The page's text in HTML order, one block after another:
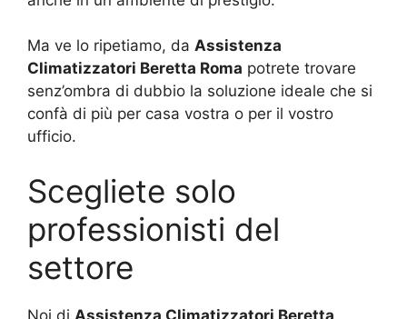
Ma ve lo ripetiamo, da Assistenza
Climatizzatori Beretta Roma potrete trovare
senz’ombra di dubbio la soluzione ideale che si
confà di più per casa vostra o per il vostro
ufficio.
Scegliete solo
professionisti del
settore
Noi di Assistenza Climatizzatori Beretta